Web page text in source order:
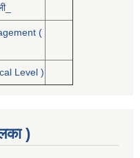
(
Level )
)